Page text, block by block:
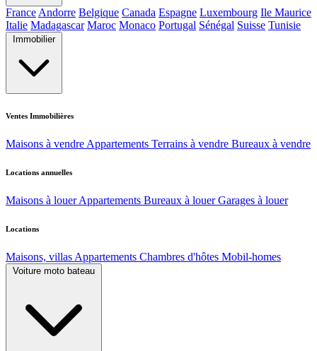
France Andorre Belgique Canada Espagne Luxembourg Ile Maurice
Italie Madagascar Maroc Monaco Portugal Sénégal Suisse Tunisie
Immobilier
Ventes Immobilières
Maisons à vendre Appartements Terrains à vendre Bureaux à vendre
Locations annuelles
Maisons à louer Appartements Bureaux à louer Garages à louer
Locations
Maisons, villas Appartements Chambres d'hôtes Mobil-homes
Voiture moto bateau